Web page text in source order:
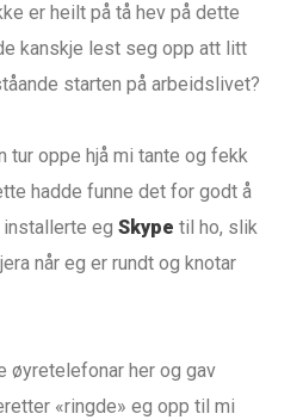
er heilt på tå hev på dette
kanskje lest seg opp att litt
starten på arbeidslivet?
tur oppe hjå mi tante og fekk
hadde funne det for godt å
eg Skype til ho, slik
når eg er rundt og knotar
øyretelefonar her og gav
«ringde» eg opp til mi